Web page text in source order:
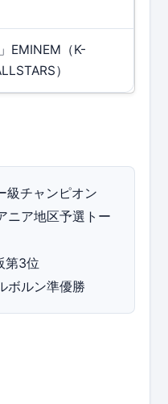
EMINEM（K-
）
級チャンピオン
ニア地区予選トー
第3位
ボルン準優勝